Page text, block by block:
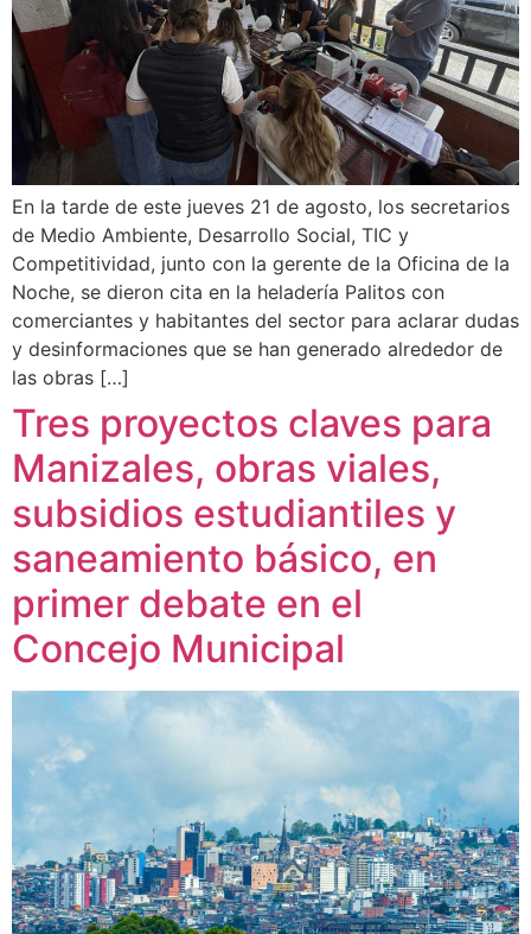
En la tarde de este jueves 21 de agosto, los secretarios
de Medio Ambiente, Desarrollo Social, TIC y
Competitividad, junto con la gerente de la Oficina de la
Noche, se dieron cita en la heladería Palitos con
comerciantes y habitantes del sector para aclarar dudas
y desinformaciones que se han generado alrededor de
las obras […]
Tres proyectos claves para
Manizales, obras viales,
subsidios estudiantiles y
saneamiento básico, en
primer debate en el
Concejo Municipal